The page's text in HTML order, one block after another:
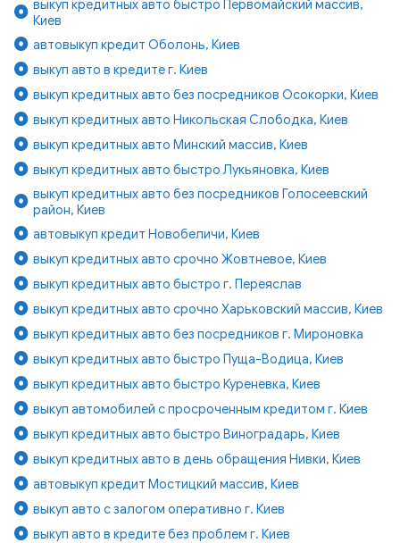
выкуп кредитных авто быстро Первомайский массив,
Киев
автовыкуп кредит Оболонь, Киев
выкуп авто в кредите г. Киев
выкуп кредитных авто без посредников Осокорки, Киев
выкуп кредитных авто Никольская Слободка, Киев
выкуп кредитных авто Минский массив, Киев
выкуп кредитных авто быстро Лукьяновка, Киев
выкуп кредитных авто без посредников Голосеевский
район, Киев
автовыкуп кредит Новобеличи, Киев
выкуп кредитных авто срочно Жовтневое, Киев
выкуп кредитных авто быстро г. Переяслав
выкуп кредитных авто срочно Харьковский массив, Киев
выкуп кредитных авто без посредников г. Мироновка
выкуп кредитных авто быстро Пуща-Водица, Киев
выкуп кредитных авто быстро Куреневка, Киев
выкуп автомобилей с просроченным кредитом г. Киев
выкуп кредитных авто быстро Виноградарь, Киев
выкуп кредитных авто в день обращения Нивки, Киев
автовыкуп кредит Мостицкий массив, Киев
выкуп авто с залогом оперативно г. Киев
выкуп авто в кредите без проблем г. Киев